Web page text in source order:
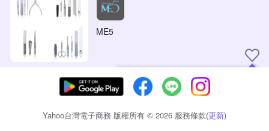
ME5
現在可以追蹤你喜愛的商店！
Yahoo台灣電子商務 版權所有 © 2026 服務條款(更新)